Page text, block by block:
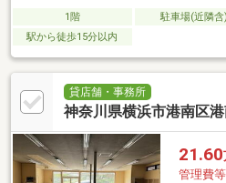
1階 駐車場(近隣含)
駅から徒歩15分以内
貸店舗・事務所
神奈川県横浜市港南区
21.60
管理費